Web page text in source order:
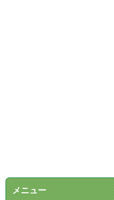
メニュー